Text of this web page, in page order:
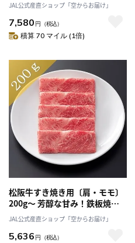
「まるよし」 送料無料
JAL公式産直ショップ「空からお届け」
7,580 円 （税込）
積算 70 マイル (1倍)
松阪牛すき焼き用〔肩・モモ〕
200g～ 芳醇な甘み！鉄板焼
き、炒め物にもおすすめ「まる
よし」送料無料
JAL公式産直ショップ「空からお届け」
5,636 円 （税込）